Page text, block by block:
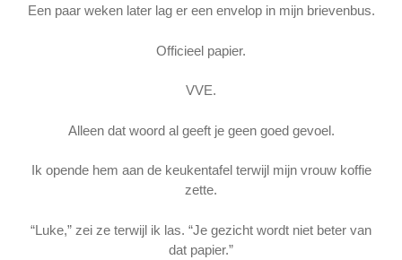
Een paar weken later lag er een envelop in mijn brievenbus.
Officieel papier.
VVE.
Alleen dat woord al geeft je geen goed gevoel.
Ik opende hem aan de keukentafel terwijl mijn vrouw koffie
zette.
“Luke,” zei ze terwijl ik las. “Je gezicht wordt niet beter van
dat papier.”